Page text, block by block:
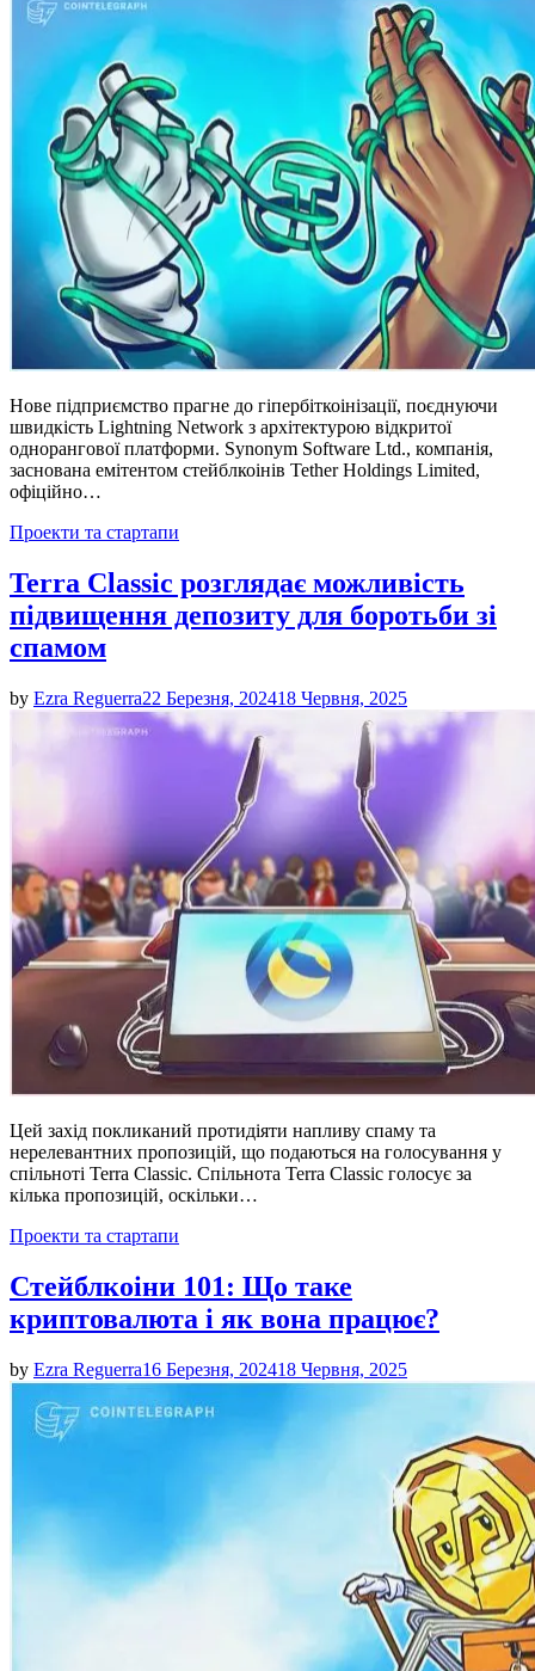
Нове підприємство прагне до гіпербіткоінізації, поєднуючи
швидкість Lightning Network з архітектурою відкритої
однорангової платформи. Synonym Software Ltd., компанія,
заснована емітентом стейблкоінів Tether Holdings Limited,
офіційно…
Posted
Проекти та стартапи
Terra Classic розглядає можливість
підвищення депозиту для боротьби зі
спамом
by Ezra Reguerra22 Березня, 202418 Червня, 2025
Цей захід покликаний протидіяти напливу спаму та
нерелевантних пропозицій, що подаються на голосування у
спільноті Terra Classic. Спільнота Terra Classic голосує за
кілька пропозицій, оскільки…
Posted
Проекти та стартапи
Стейблкоіни 101: Що таке
криптовалюта і як вона працює?
by Ezra Reguerra16 Березня, 202418 Червня, 2025